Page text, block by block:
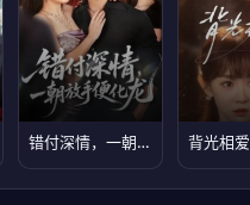
错付深情，一朝放手便化龙 背光相爱